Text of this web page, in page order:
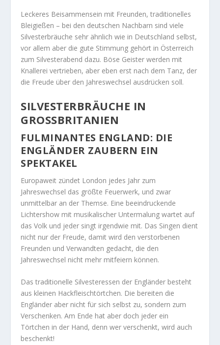
Leckeres Beisammensein mit Freunden, traditionelles
Bleigießen – bei den deutschen Nachbarn sind viele
Silvesterbräuche sehr ähnlich wie in Deutschland selbst,
vor allem aber die gute Stimmung gehört in Österreich
zum Silvesterabend dazu. Böse Geister werden mit
Knallerei vertrieben, aber eben erst nach dem Tanz, der
die Freude über den Jahreswechsel ausdrücken soll.
SILVESTERBRÄUCHE IN
GROSSBRITANIEN
FULMINANTES ENGLAND: DIE
ENGLÄNDER ZAUBERN EIN
SPEKTAKEL
Europaweit zündet London jedes Jahr zum
Jahreswechsel das größte Feuerwerk, und zwar
unmittelbar an der Themse. Eine beeindruckende
Lichtershow mit musikalischer Untermalung wartet auf
das Volk und jeder singt irgendwie mit. Das Singen dient
nicht nur der Freude, damit wird den verstorbenen
Freunden und Verwandten gedacht, die den
Jahreswechsel nicht mehr mitfeiern können.
Das traditionelle Silvesteressen der Engländer besteht
aus kleinen Hackfleischtörtchen. Die bereiten die
Engländer aber nicht für sich selbst zu, sondern zum
Verschenken. Am Ende hat aber doch jeder ein
Törtchen in der Hand, denn wer verschenkt, wird auch
beschenkt!